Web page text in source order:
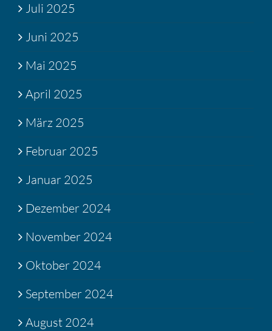
Juli 2025
Juni 2025
Mai 2025
April 2025
März 2025
Februar 2025
Januar 2025
Dezember 2024
November 2024
Oktober 2024
September 2024
August 2024